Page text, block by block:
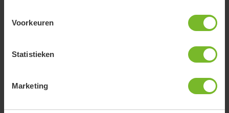
Voorkeuren
Statistieken
Marketing
Wij verbleven op boerderijcamping Varsenerveld als
verademing. Vanaf het eerste moment enorm